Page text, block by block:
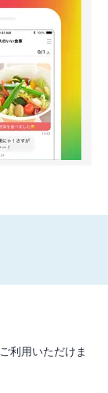
利用いただけま